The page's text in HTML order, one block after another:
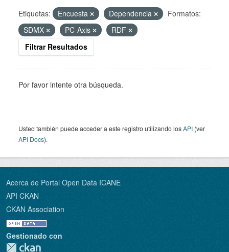
Etiquetas: Encuesta Dependencia
Formatos:
SDMX
PC-Axis
RDF
Filtrar Resultados
Por favor intente otra búsqueda.
Usted también puede acceder a este registro utilizando losAPI (ver
API Docs).
Acerca de Portal Open Data ICANE
API CKAN
CKAN Association
Gestionado con